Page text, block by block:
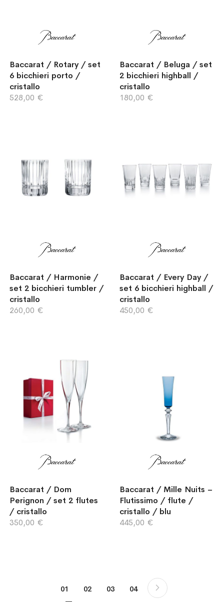
Baccarat / Rotary / set
6 bicchieri porto /
cristallo
528,00 €
Baccarat / Beluga / set
2 bicchieri highball /
cristallo
180,00 €
Baccarat / Harmonie /
set 2 bicchieri tumbler /
cristallo
260,00 €
Baccarat / Every Day /
set 6 bicchieri highball /
cristallo
450,00 €
Baccarat / Dom
Perignon / set 2 flutes
/ cristallo
350,00 €
Baccarat / Mille Nuits –
Flutissimo / flute /
cristallo / blu
445,00 €
Attualmente stai leggendo la pagina
01 Pagina
02 Pagina
03 Pagina
04 Pagina
Successivo